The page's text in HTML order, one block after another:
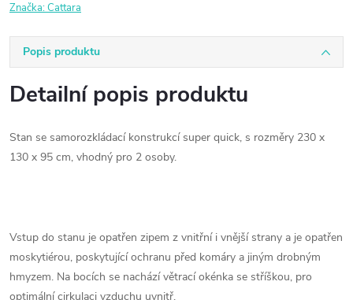
Značka:Cattara
Popis produktu
Detailní popis produktu
Stan se samorozkládací konstrukcí super quick, s rozměry 230 x
130 x 95 cm, vhodný pro 2 osoby.
Vstup do stanu je opatřen zipem z vnitřní i vnější strany a je opatřen
moskytiérou, poskytující ochranu před komáry a jiným drobným
hmyzem. Na bocích se nachází větrací okénka se stříškou, pro
optimální cirkulaci vzduchu uvnitř.